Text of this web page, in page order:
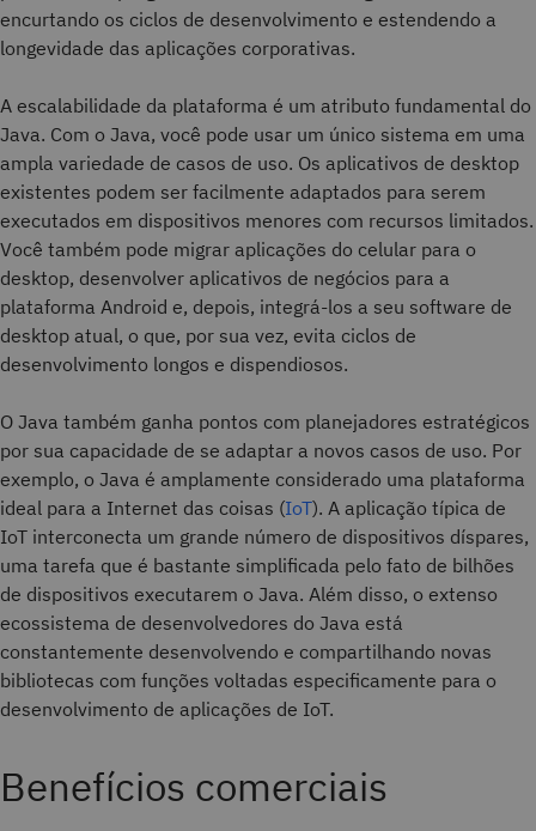
encurtando os ciclos de desenvolvimento e estendendo a
longevidade das aplicações corporativas.
A escalabilidade da plataforma é um atributo fundamental do
Java. Com o Java, você pode usar um único sistema em uma
ampla variedade de casos de uso. Os aplicativos de desktop
existentes podem ser facilmente adaptados para serem
executados em dispositivos menores com recursos limitados.
Você também pode migrar aplicações do celular para o
desktop, desenvolver aplicativos de negócios para a
plataforma Android e, depois, integrá-los a seu software de
desktop atual, o que, por sua vez, evita ciclos de
desenvolvimento longos e dispendiosos.
O Java também ganha pontos com planejadores estratégicos
por sua capacidade de se adaptar a novos casos de uso. Por
exemplo, o Java é amplamente considerado uma plataforma
ideal para a Internet das coisas (IoT). A aplicação típica de
IoT interconecta um grande número de dispositivos díspares,
uma tarefa que é bastante simplificada pelo fato de bilhões
de dispositivos executarem o Java. Além disso, o extenso
ecossistema de desenvolvedores do Java está
constantemente desenvolvendo e compartilhando novas
bibliotecas com funções voltadas especificamente para o
desenvolvimento de aplicações de IoT.
Benefícios comerciais